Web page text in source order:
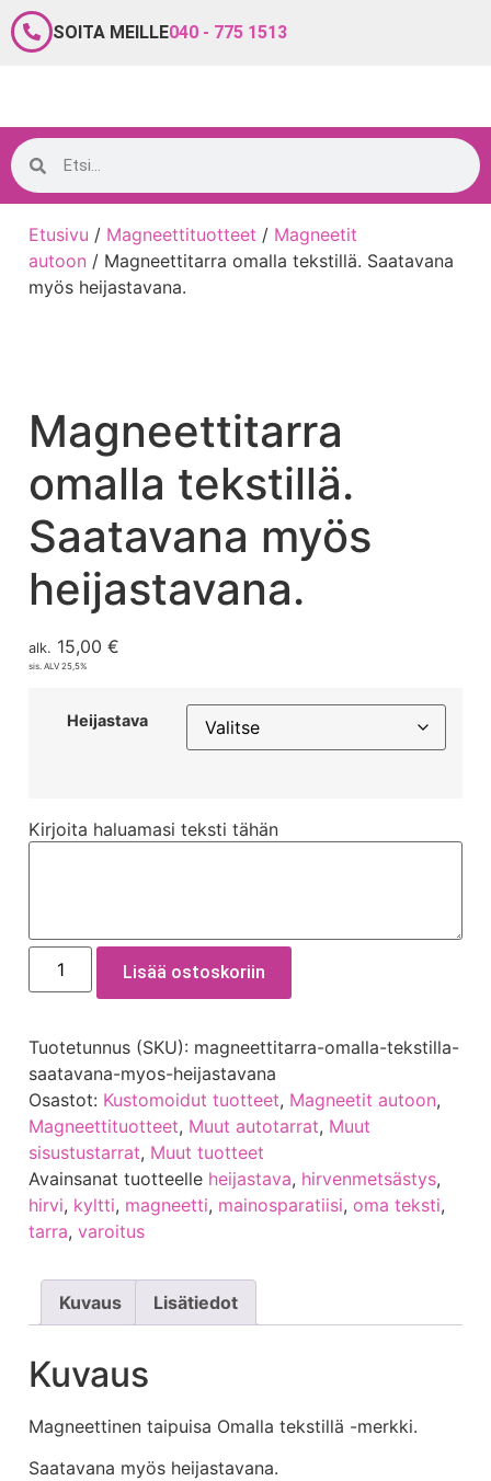
SOITA MEILLE040 - 775 1513
Etusivu / Magneettituotteet / Magneetit
autoon / Magneettitarra omalla tekstillä. Saatavana
myös heijastavana.
Magneettitarra
omalla tekstillä.
Saatavana myös
heijastavana.
alk. 15,00 €
sis. ALV 25,5%
Heijastava
Kirjoita haluamasi teksti tähän
Lisää ostoskoriin
Tuotetunnus (SKU): magneettitarra-omalla-tekstilla-
saatavana-myos-heijastavana
Osastot: Kustomoidut tuotteet, Magneetit autoon,
Magneettituotteet, Muut autotarrat, Muut
sisustustarrat, Muut tuotteet
Avainsanat tuotteelle heijastava, hirvenmetsästys,
hirvi, kyltti, magneetti, mainosparatiisi, oma teksti,
tarra, varoitus
Kuvaus Lisätiedot
Kuvaus
Magneettinen taipuisa Omalla tekstillä -merkki.
Saatavana myös heijastavana.